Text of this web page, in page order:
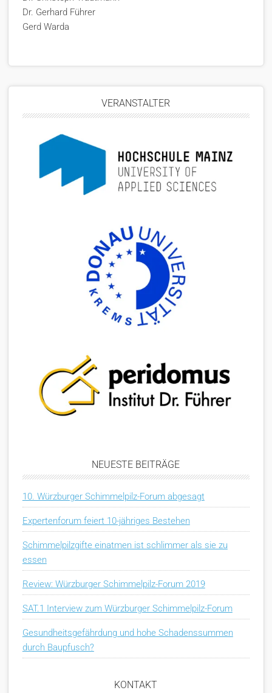
Dr. Gerhard Führer
Gerd Warda
VERANSTALTER
NEUESTE BEITRÄGE
10. Würzburger Schimmelpilz-Forum abgesagt
Expertenforum feiert 10-jähriges Bestehen
Schimmelpilzgifte einatmen ist schlimmer als sie zu
essen
Review: Würzburger Schimmelpilz-Forum 2019
SAT.1 Interview zum Würzburger Schimmelpilz-Forum
Gesundheitsgefährdung und hohe Schadenssummen
durch Baupfusch?
KONTAKT